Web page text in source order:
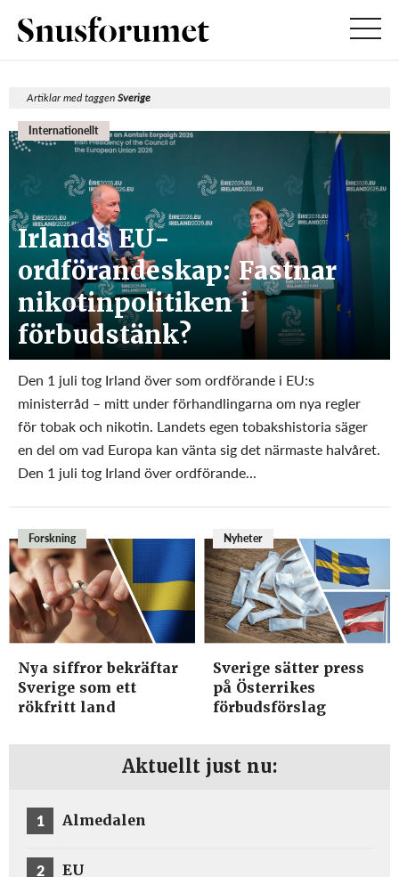
Artiklar med taggenSverige
Internationellt
Irlands EU-
ordförandeskap: Fastnar
nikotinpolitiken i
förbudstänk?
Den 1 juli tog Irland över som ordförande i EU:s
ministerråd – mitt under förhandlingarna om nya regler
för tobak och nikotin. Landets egen tobakshistoria säger
en del om vad Europa kan vänta sig det närmaste halvåret.
Den 1 juli tog Irland över ordförande...
Forskning
Nya siffror bekräftar
Sverige som ett
rökfritt land
Nyheter
Sverige sätter press
på Österrikes
förbudsförslag
Aktuellt just nu:
1 Almedalen
2 EU